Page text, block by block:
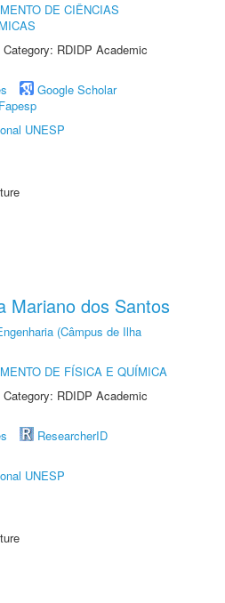
DE CIÊNCIAS
RDIDP Academic
Google Scholar
Fapesp
UNESP
Mariano dos Santos
(Câmpus de Ilha
DE FÍSICA E QUÍMICA
RDIDP Academic
ResearcherID
UNESP